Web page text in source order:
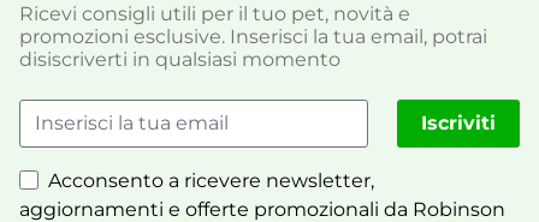
Ricevi consigli utili per il tuo pet, novità e
promozioni esclusive. Inserisci la tua email, potrai
disiscriverti in qualsiasi momento
Acconsento a ricevere newsletter,
aggiornamenti e offerte promozionali da Robinson
Iscriviti